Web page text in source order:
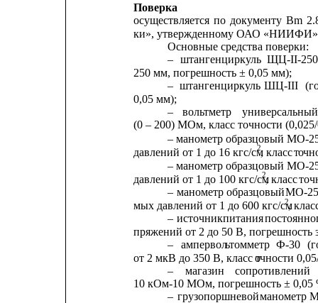
Поверка
осуществляется по документу Вm
ки», утвержденному ОАО «НИИФИ»
Основные средства поверки:
–
штангенциркуль ЩЦ-II-250
250 мм, погрешность ± 0,05 мм);
– штангенциркуль ШЦ-III
0,05 мм);
–
вольтметр
универсальный
(0 – 200) МОм, класс точности
– манометр образцовый МО-
давлений от 1 до 16 кгс/см
2, классто
– манометр образцовый МО-
давлений от 1 до 100 кгс/см
2, класс
– манометр образцовыйМО-
мых давлений от 1 до 600 кгс/см
2,
– источникпитания
пряжений от 2 до 50 В, погрешность
–
ампервольтомметр Ф-30
от 2 мкВ до 350 В, класс т
очности
–
магазин сопротивлений
10 кОм-10 МОм, погрешность ± 0,05
– грузопоршневойманометр